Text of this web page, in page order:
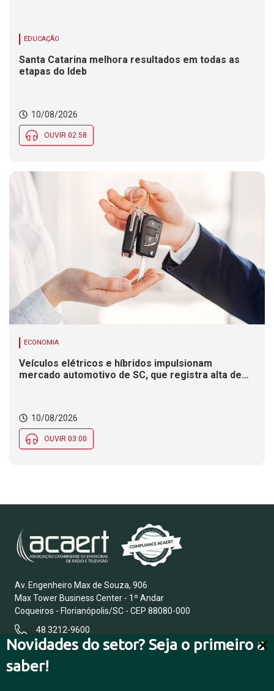
Novidades do setor? Seja o primeiro a
saber!
EDUCAÇÃO
Santa Catarina melhora resultados em todas as
etapas do Ideb
10/08/2026
OUVIR 02:58
ECONOMIA
Veículos elétricos e híbridos impulsionam
mercado automotivo de SC, que registra alta de
10/08/2026
OUVIR 03:00
Av. Engenheiro Max de Souza, 906
Max Tower Business Center - 1º Andar
Coqueiros - Florianópolis/SC - CEP 88080-000
48 3212-9600
FALE CONOSCO